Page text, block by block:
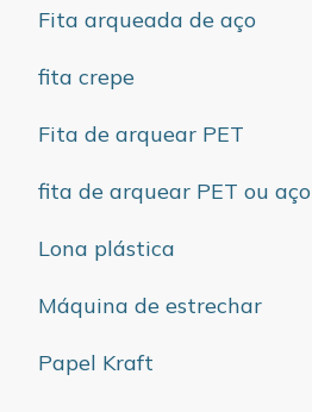
Fita arqueada de aço
fita crepe
Fita de arquear PET
fita de arquear PET ou aço
Lona plástica
Máquina de estrechar
Papel Kraft